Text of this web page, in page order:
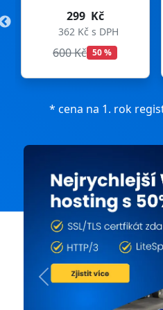
299 Kč
362 Kč s DPH
600 Kč 50 %
* cena na 1. rok
Previous